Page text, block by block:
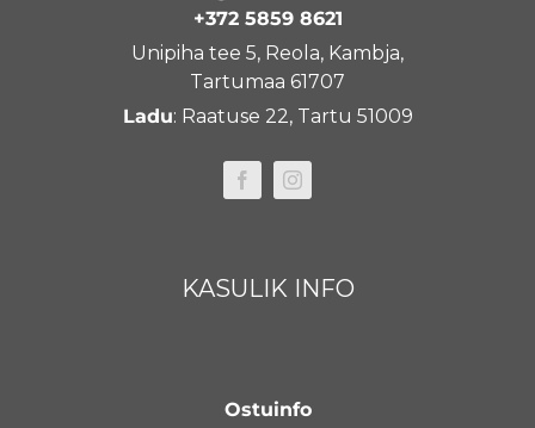
+372 5859 8621
Unipiha tee 5, Reola, Kambja,
Tartumaa 61707
Ladu: Raatuse 22, Tartu 51009
KASULIK INFO
Ostuinfo